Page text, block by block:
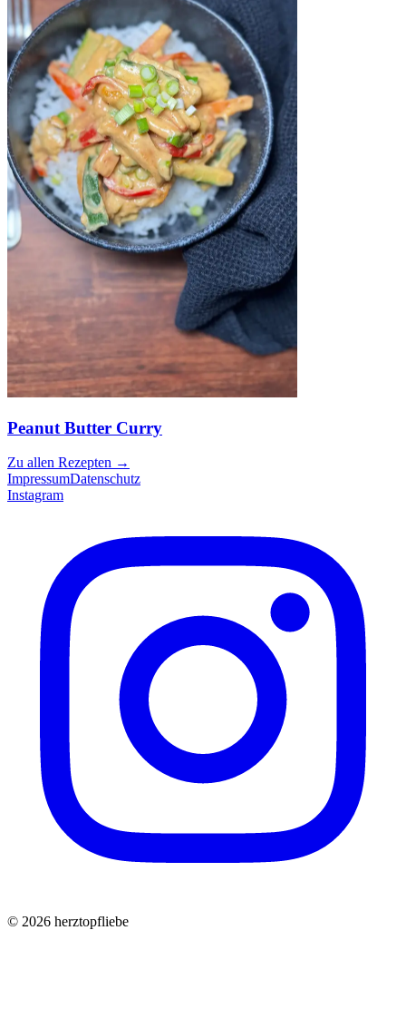
Peanut Butter Curry
Zu allen Rezepten →
ImpressumDatenschutz
Instagram
© 2026 herztopfliebe